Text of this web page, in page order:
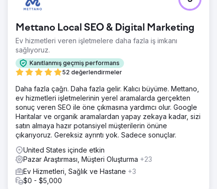
markası yaratın.
Çözüm
Perfect Afternoon, WordPress ve WooCommerce'de özel
arka uç programlamaya sahip yeni bir Entropy Resin web
sitesi geliştirdi. Bunu ERP ve Salesforce CRM'mizle
entegre ettiler, pazar analizi yaptılar ve SEO ve SEM'imizi
yöneterek çevrimiçi varlığımızı etkili bir şekilde geliştirdiler.
Sonuç
Yeniden lansmandan bu yana satışlar bugüne kadar %56
arttı. CRM'imizle entegrasyon, son tüketicilere yönelik
pazarlamayı basitleştirir ve daha fazla bilgi için sosyal
kampanyaların sitemize bağlanmasını kolaylaştırır. Eğitici
içerik ödüllendirildi ve SM elçisi taleplerinin arttığı görüldü.
Ajans sayfasına git
Mettano Local SEO & Digital Marketing
Ev hizmetleri veren işletmelere daha fazla iş imkanı
sağlıyoruz.
Kanıtlanmış geçmiş performans
52 değerlendirmeler
Daha fazla çağrı. Daha fazla gelir. Kalıcı büyüme. Mettano,
ev hizmetleri işletmelerinin yerel aramalarda gerçekten
sonuç veren SEO ile öne çıkmasına yardımcı olur. Google
Haritalar ve organik aramalardan yapay zekaya kadar, sizi
satın almaya hazır potansiyel müşterilerin önüne
çıkarıyoruz. Gereksiz ayrıntı yok. Sadece sonuçlar.
United States içinde etkin
Pazar Araştırması, Müşteri Oluşturma +23
Ev Hizmetleri, Sağlık ve Hastane +3
$0 - $5,000